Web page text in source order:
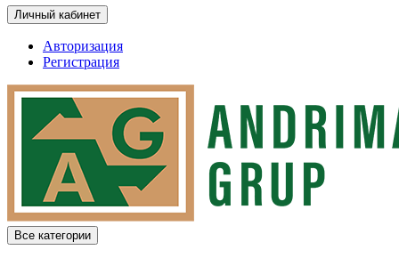
Личный кабинет
Авторизация
Регистрация
Все категории